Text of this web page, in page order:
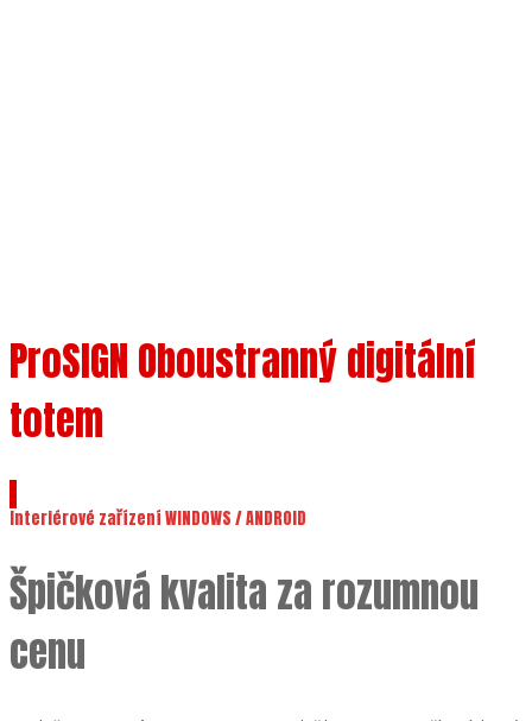
ProSIGN Oboustranný digitální
totem
Interiérové zařízení WINDOWS / ANDROID
Špičková kvalita za rozumnou
cenu